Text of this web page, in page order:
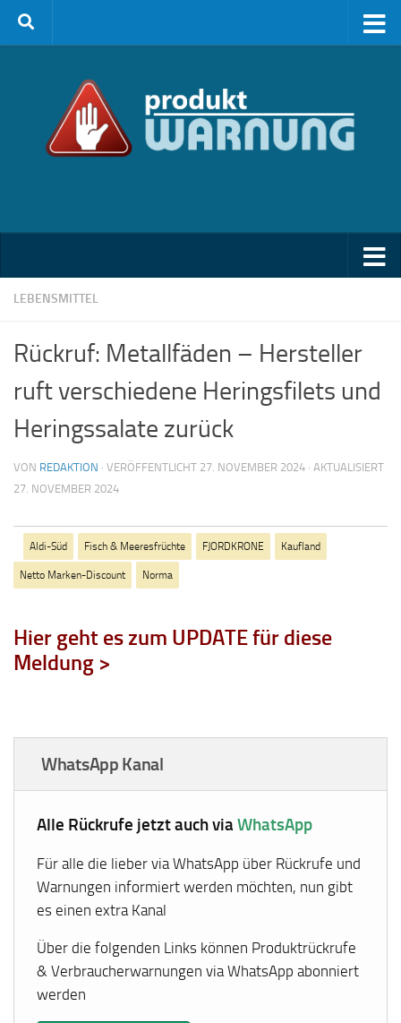
Zum Inhalt springen
LEBENSMITTEL
Rückruf: Metallfäden – Hersteller
ruft verschiedene Heringsfilets und
Heringssalate zurück
VON REDAKTION · VERÖFFENTLICHT 27. NOVEMBER 2024 · AKTUALISIERT
27. NOVEMBER 2024
Aldi-Süd Fisch & Meeresfrüchte FJORDKRONE Kaufland
Netto Marken-Discount Norma
Hier geht es zum UPDATE für diese
Meldung >
WhatsApp Kanal
Alle Rückrufe jetzt auch viaWhatsApp
Für alle die lieber via WhatsApp über Rückrufe und
Warnungen informiert werden möchten, nun gibt
es einen extra Kanal
Über die folgenden Links können Produktrückrufe
& Verbraucherwarnungen via WhatsApp abonniert
werden